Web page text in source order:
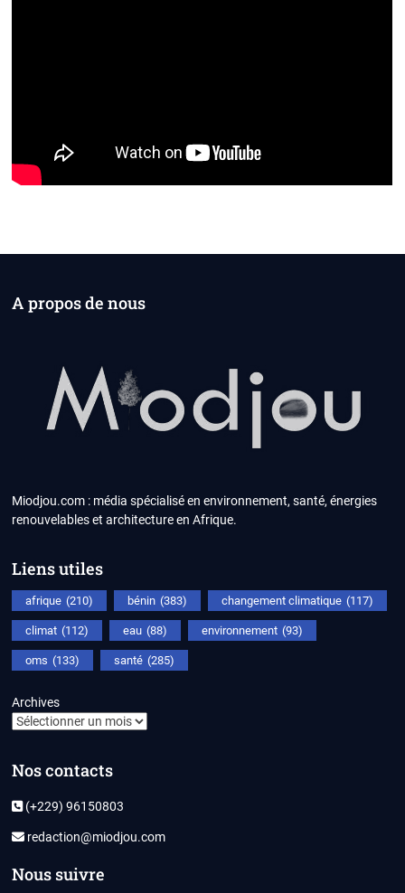
A propos de nous
Miodjou.com : média spécialisé en environnement, santé, énergies
renouvelables et architecture en Afrique.
Liens utiles
afrique (210) bénin (383) changement climatique (117)
climat (112) eau (88) environnement (93)
oms (133) santé (285)
Archives
Nos contacts
(+229) 96150803
redaction@miodjou.com
Nous suivre